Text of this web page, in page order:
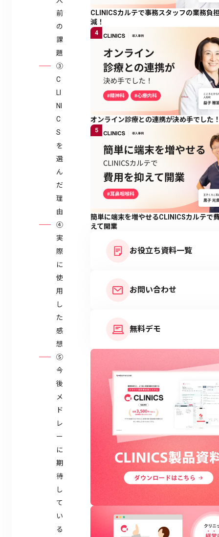
前
の
課
題
③
C
LI
NI
C
S
を
選
ん
だ
理
由
④
実
際
に
使
用
し
た
感
想
⑤
今
後
メ
ド
レ
ー
に
期
待
し
て
い
る
CLINICSカルテで事務スタッフの業務負
減！
4
オンライン診療との連携が決め手でした
5
簡単に端末を増やせるCLINICSカルテで
えて開業
お役立ち資料一覧
お問い合わせ
無料デモ